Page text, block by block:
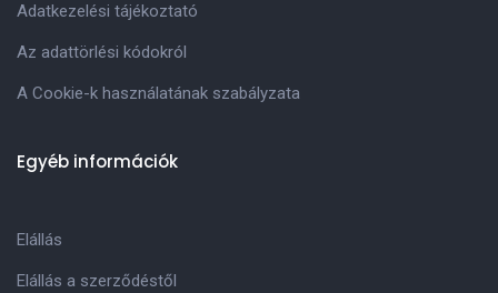
Adatkezelési tájékoztató
Az adattörlési kódokról
A Cookie-k használatának szabályzata
Egyéb információk
Elállás
Elállás a szerződéstől